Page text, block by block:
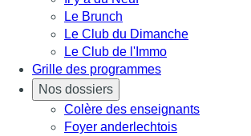
Le Brunch
Le Club du Dimanche
Le Club de l'Immo
Grille des programmes
Nos dossiers
Colère des enseignants
Foyer anderlechtois